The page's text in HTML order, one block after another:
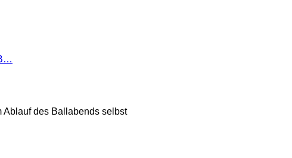
Ablauf des Ballabends selbst